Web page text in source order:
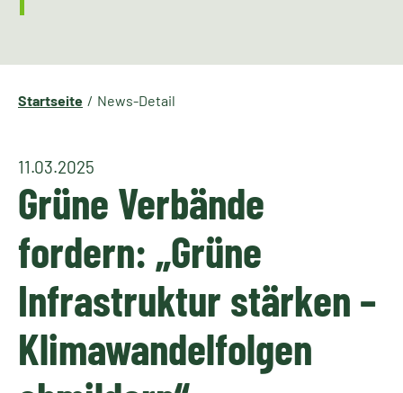
Startseite News-Detail
11.03.2025
Grüne Verbände
fordern: „Grüne
Infrastruktur stärken –
Klimawandelfolgen